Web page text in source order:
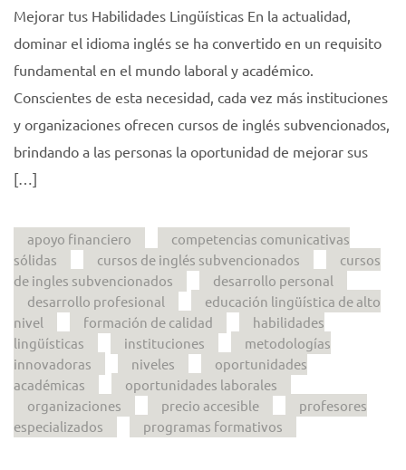
Mejorar tus Habilidades Lingüísticas En la actualidad,
dominar el idioma inglés se ha convertido en un requisito
fundamental en el mundo laboral y académico.
Conscientes de esta necesidad, cada vez más instituciones
y organizaciones ofrecen cursos de inglés subvencionados,
brindando a las personas la oportunidad de mejorar sus
[…]
apoyo financiero
competencias comunicativas
sólidas
cursos de inglés subvencionados
cursos
de ingles subvencionados
desarrollo personal
desarrollo profesional
educación lingüística de alto
nivel
formación de calidad
habilidades
lingüísticas
instituciones
metodologías
innovadoras
niveles
oportunidades
académicas
oportunidades laborales
organizaciones
precio accesible
profesores
especializados
programas formativos